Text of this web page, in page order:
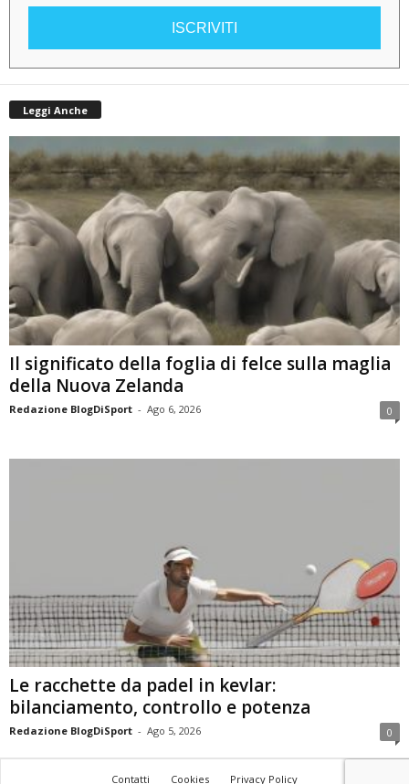
ISCRIVITI
Leggi Anche
Il significato della foglia di felce sulla maglia
della Nuova Zelanda
Redazione BlogDiSport - Ago 6, 2026 0
Le racchette da padel in kevlar:
bilanciamento, controllo e potenza
Redazione BlogDiSport - Ago 5, 2026 0
Contatti Cookies Privacy Policy